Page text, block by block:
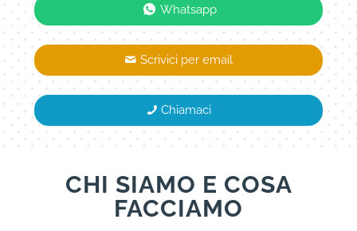
Whatsapp
Scrivici per email
Chiamaci
CHI SIAMO E COSA
FACCIAMO